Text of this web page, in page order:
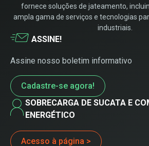
fornece soluções de jateamento,
ampla gama de serviços e tecnologias
industriais.
ASSINE!
Assine nosso boletim informativo
Cadastre-se agora!
SOBRECARGA DE SUCATA E
ENERGÉTICO
Acesso à página >